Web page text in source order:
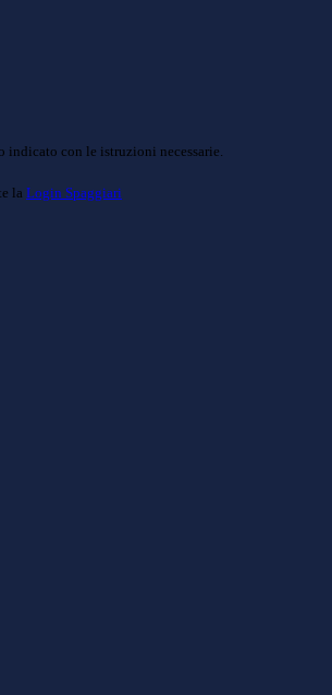
con le istruzioni necessarie.
la Login Spaggiari